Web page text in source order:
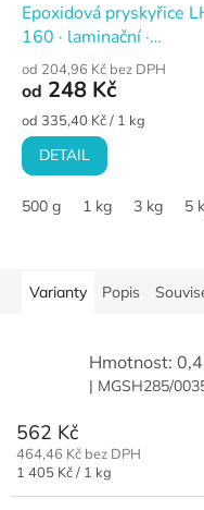
Epoxidová pryskyřice
160 · laminační ·
univerzální
od 204,96 Kč bez DPH
od 248 Kč
Měrná
cena:
od 335,40 Kč / 1 kg
DETAIL
500 g 1 kg 3 kg 5
Varianty Popis
Hmotnost:
| MGSH285/
562 Kč
464,46 Kč bez DPH
Měrná
1 405 Kč / 1 kg